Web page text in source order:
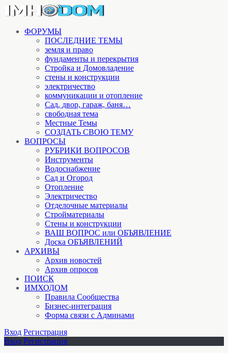
ФОРУМЫ
ПОСЛЕДНИЕ ТЕМЫ
земля и право
фундаменты и перекрытия
Стройка и Домовладение
стены и конструкции
электричество
коммуникации и отопление
Cад, двор, гараж, баня…
свободная тема
Местные Темы
СОЗДАТЬ СВОЮ ТЕМУ
ВОПРОСЫ
РУБРИКИ ВОПРОСОВ
Инструменты
Водоснабжение
Сад и Огород
Отопление
Электричество
Отделочные материалы
Стройматериалы
Стены и конструкции
ВАШ ВОПРОС или ОБЪЯВЛЕНИЕ
Доска ОБЪЯВЛЕНИЙ
АРХИВЫ
Архив новостей
Архив опросов
ПОИСК
ИМХОДОМ
Правила Сообщества
Бизнес-интеграция
Форма связи с Админами
Вход Регистрация
Вход Регистрация